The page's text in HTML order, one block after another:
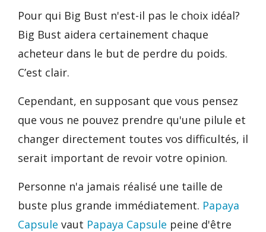
Pour qui Big Bust n'est-il pas le choix idéal?
Big Bust aidera certainement chaque
acheteur dans le but de perdre du poids.
C’est clair.
Cependant, en supposant que vous pensez
que vous ne pouvez prendre qu'une pilule et
changer directement toutes vos difficultés, il
serait important de revoir votre opinion.
Personne n'a jamais réalisé une taille de
buste plus grande immédiatement. Papaya
Capsule vaut Papaya Capsule peine d'être